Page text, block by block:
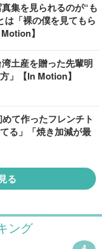
集を見られるのが“も
は「裸の僕を見てもら
】
土産を贈った先輩明
」【In Motion】
て作ったフレンチト
る」「焼き加減が最
る